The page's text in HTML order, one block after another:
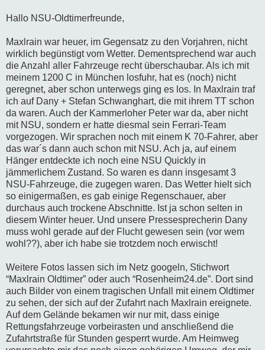
Hallo NSU-Oldtimerfreunde,
Maxlrain war heuer, im Gegensatz zu den Vorjahren, nicht
wirklich begünstigt vom Wetter. Dementsprechend war auch
die Anzahl aller Fahrzeuge recht überschaubar. Als ich mit
meinem 1200 C in München losfuhr, hat es (noch) nicht
geregnet, aber schon unterwegs ging es los. In Maxlrain traf
ich auf Dany + Stefan Schwanghart, die mit ihrem TT schon
da waren. Auch der Kammerloher Peter war da, aber nicht
mit NSU, sondern er hatte diesmal sein Ferrari-Team
vorgezogen. Wir sprachen noch mit einem K 70-Fahrer, aber
das war´s dann auch schon mit NSU. Ach ja, auf einem
Hänger entdeckte ich noch eine NSU Quickly in
jämmerlichem Zustand. So waren es dann insgesamt 3
NSU-Fahrzeuge, die zugegen waren. Das Wetter hielt sich
so einigermaßen, es gab einige Regenschauer, aber
durchaus auch trockene Abschnitte. Ist ja schon selten in
diesem Winter heuer. Und unsere Pressesprecherin Dany
muss wohl gerade auf der Flucht gewesen sein (vor wem
wohl??), aber ich habe sie trotzdem noch erwischt!
Weitere Fotos lassen sich im Netz googeln, Stichwort
“Maxlrain Oldtimer” oder auch “Rosenheim24.de”. Dort sind
auch Bilder von einem tragischen Unfall mit einem Oldtimer
zu sehen, der sich auf der Zufahrt nach Maxlrain ereignete.
Auf dem Gelände bekamen wir nur mit, dass einige
Rettungsfahrzeuge vorbeirasten und anschließend die
Zufahrtstraße für Stunden gesperrt wurde. Am Heimweg